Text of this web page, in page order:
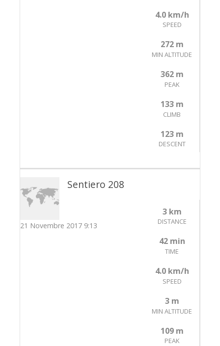
SPEED
4.0 km/h
MIN ALTITUDE
272 m
PEAK
362 m
CLIMB
133 m
DESCENT
123 m
Sentiero 208
DISTANCE
3 km
TIME
42 min
SPEED
4.0 km/h
MIN ALTITUDE
3 m
PEAK
109 m
21 Novembre 2017 9:13